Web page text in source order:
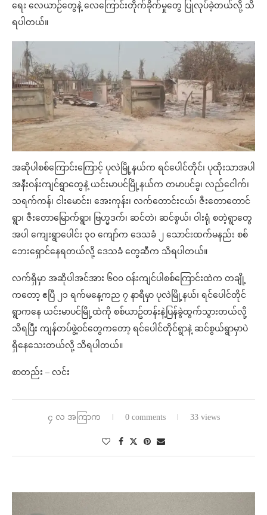
ရေး လေယာဉ်တွေနဲ့ လေကြောင်းတိုက်ခိုက်မှုတွေ ပြုလုပ်ခဲ့တယ်လို့ သိ
ရပါတယ်။
အဆိုပါစစ်ကြောင်းကြောင့် ပုလဲမြို့နယ်က ရင်ပေါင်တိုင်၊ ပုထိုးသာအပါ
အနီးဝန်းကျင်ရွာတွေနဲ့ ယင်းမာပင်မြို့နယ်က တမာပင်ခွ၊ လည်ငေါက်၊
သရက်ကန်၊ ငါးမောင်း၊ အေးကုန်း၊ လက်တောင်းငယ်၊ ဇီးတောတောင်
ရွာ၊ ဇီးတောမြောက်ရွာ၊ ဗြဟ္မဒက်၊ ဆင်တဲ၊ ဆင်စွယ်၊ ဝါးရုံ စတဲ့ရွာတွေ
အပါ ကျေးရွာပေါင်း ၃၀ ကျော်က ဒေသခံ ၂ သောင်းထက်မနည်း စစ်
ဘေးရှောင်နေရတယ်လို့ ဒေသခံ တွေဆီက သိရပါတယ်။
လက်ရှိမှာ အဆိုပါအင်အား ၆၀၀ ဝန်းကျင်ပါစစ်ကြောင်းထဲက တချို့
ကတော့ ဧပြီ ၂၁ ရက်မနေ့ကည ၇ နာရီမှာ ပုလဲမြို့နယ်၊ ရင်ပေါင်တိုင်
ရွာကနေ ယင်းမာပင်မြို့ထဲကို စစ်ယာဥ်တန်းနဲ့ပြန်ခွဲထွက်သွားတယ်လို့
သိရပြီး ကျန်တပ်ဖွဲ့ဝင်တွေကတော့ ရင်ပေါင်တိုင်ရွာနဲ့ ဆင်စွယ်ရွာမှာပဲ
ရှိနေသေးတယ်လို့ သိရပါတယ်။
စာတည်း – လင်း
၄ လ အကြာက 0 comments 33 views